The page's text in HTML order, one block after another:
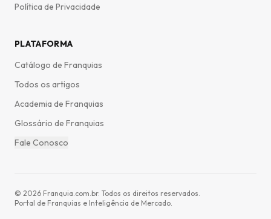
Política de Privacidade
PLATAFORMA
Catálogo de Franquias
Todos os artigos
Academia de Franquias
Glossário de Franquias
Fale Conosco
© 2026 Franquia.com.br. Todos os direitos reservados.
Portal de Franquias e Inteligência de Mercado.